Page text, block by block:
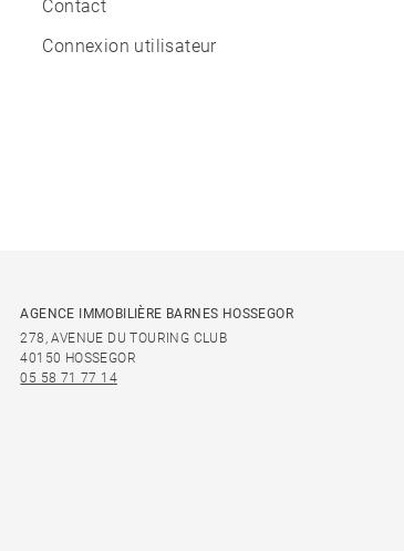
Contact
Connexion utilisateur
AGENCE IMMOBILIÈRE BARNES HOSSEGOR
278, AVENUE DU TOURING CLUB
40150 HOSSEGOR
05 58 71 77 14